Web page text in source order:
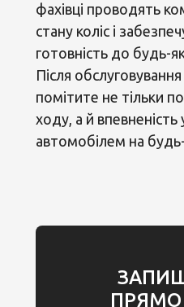
ПРЯМО
фахівці проводять
стану коліс і
готовність до будь-
Після
помітите не тільки
ходу, а й впевненість
автомобілем на